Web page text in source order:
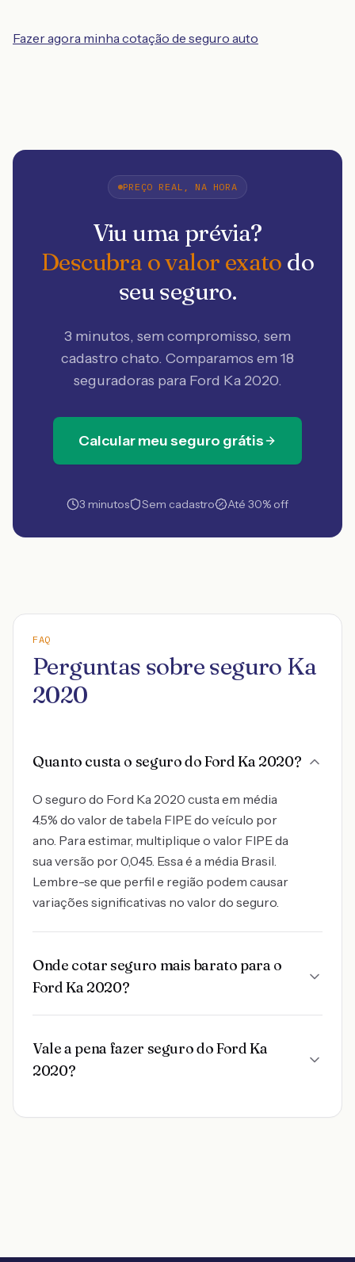
Fazer agora minha cotação de seguro auto
PREÇO REAL, NA HORA
Viu uma prévia?
Descubra o valor exato do
seu seguro.
3 minutos, sem compromisso, sem
cadastro chato. Comparamos em 18
seguradoras para Ford Ka 2020.
Calcular meu seguro grátis
3 minutos Sem cadastro Até 30% off
FAQ
Perguntas sobre seguro Ka
2020
Quanto custa o seguro do Ford Ka 2020?
O seguro do Ford Ka 2020 custa em média
4.5% do valor de tabela FIPE do veículo por
ano. Para estimar, multiplique o valor FIPE da
sua versão por 0,045. Essa é a média Brasil.
Lembre-se que perfil e região podem causar
variações significativas no valor do seguro.
Onde cotar seguro mais barato para o
Ford Ka 2020?
Vale a pena fazer seguro do Ford Ka
2020?